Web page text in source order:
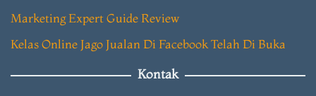
Marketing Expert Guide Review
Kelas Online Jago Jualan Di Facebook Telah Di Buka
Kontak